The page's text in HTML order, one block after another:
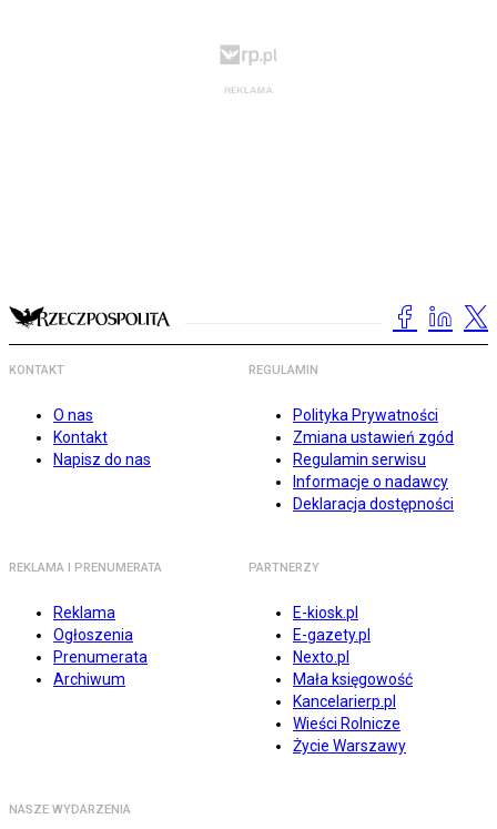
KONTAKT
O nas
Kontakt
Napisz do nas
REGULAMIN
Polityka Prywatności
Zmiana ustawień zgód
Regulamin serwisu
Informacje o nadawcy
Deklaracja dostępności
REKLAMA I PRENUMERATA
Reklama
Ogłoszenia
Prenumerata
Archiwum
PARTNERZY
E-kiosk.pl
E-gazety.pl
Nexto.pl
Mała księgowość
Kancelarierp.pl
Wieści Rolnicze
Życie Warszawy
NASZE WYDARZENIA